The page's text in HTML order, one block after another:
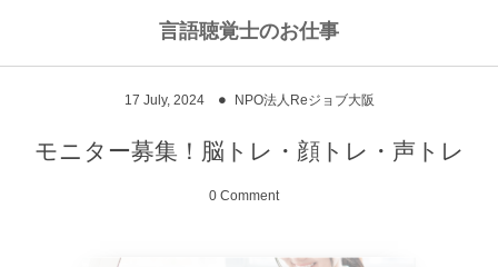
言語聴覚士のお仕事
17 July, 2024 NPO法人Reジョブ大阪
モニター募集！脳トレ・顔トレ・声トレ
0 Comment